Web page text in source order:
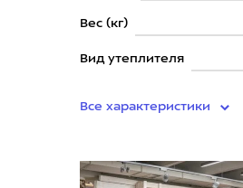
Вес (кг)
Вид утеплителя
Все характеристики